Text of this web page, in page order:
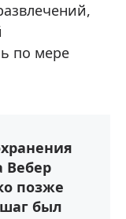
по мере
Вебер
позже
шаг был